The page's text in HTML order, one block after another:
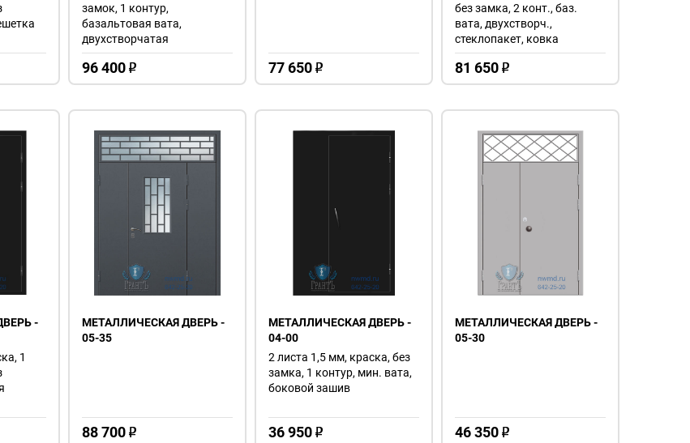
96 400 o
замок, 1 контур,
базальтовая вата,
двухстворчатая
77 650 o 81 650 o
без замка, 2 конт., баз.
вата, двухстворч.,
стеклопакет, ковка
-
1
МЕТАЛЛИЧЕСКАЯ ДВЕРЬ -
05-35
88 700 o
МЕТАЛЛИЧЕСКАЯ ДВЕРЬ -
04-00
36 950 o
2 листа 1,5 мм, краска, без
замка, 1 контур, мин. вата,
боковой зашив
МЕТАЛЛИЧЕСКАЯ ДВЕРЬ -
05-30
46 350 o